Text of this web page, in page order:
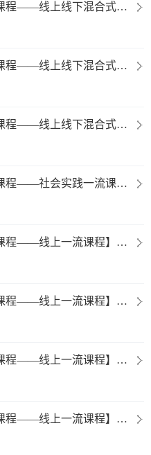
【第三批黑龙江省一流本科课程——线上线下混合式一流课程】人员素质测评
【第三批黑龙江省一流本科课程——线上线下混合式一流课程】变电工程设计
【第三批黑龙江省一流本科课程——线上线下混合式一流课程】统计学原理
【第二批黑龙江省一流本科课程——社会实践一流课程】社会实践
【第二批黑龙江省一流本科课程——线上一流课程】当大学遇上心理健康
【第二批黑龙江省一流本科课程——线上一流课程】思想道德修养与法律基础
【第二批黑龙江省一流本科课程——线上一流课程】农业机械学
【第二批黑龙江省一流本科课程——线上一流课程】普通昆虫学